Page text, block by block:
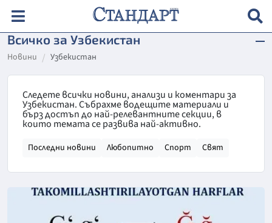
Всичко за Узбекистан
Новини Узбекистан
Следете всички новини, анализи и коментари за
Узбекистан. Събрахме водещите материали и
бърз достъп до най-релевантните секции, в
които темата се развива най-активно.
Последни новини Любопитно Спорт Свят